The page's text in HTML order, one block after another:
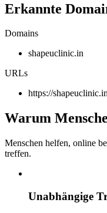
Erkannte
Domains
shapeuclinic.in
URLs
https://
Warum
Menschen helfen, online
treffen.
Unabhängige